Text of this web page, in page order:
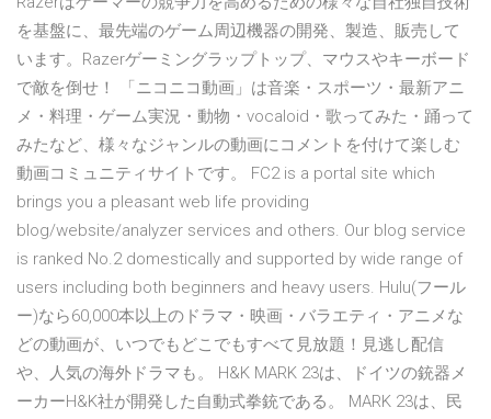
を基盤に、最先端のゲーム周辺機器の開発、製造、販売して
います。Razerゲーミングラップトップ、マウスやキーボード
で敵を倒せ！ 「ニコニコ動画」は音楽・スポーツ・最新アニ
メ・料理・ゲーム実況・動物・vocaloid・歌ってみた・踊って
みたなど、様々なジャンルの動画にコメントを付けて楽しむ
動画コミュニティサイトです。 FC2 is a portal site which
brings you a pleasant web life providing
blog/website/analyzer services and others. Our blog service
is ranked No.2 domestically and supported by wide range of
users including both beginners and heavy users. Hulu(フール
ー)なら60,000本以上のドラマ・映画・バラエティ・アニメな
どの動画が、いつでもどこでもすべて見放題！見逃し配信
や、人気の海外ドラマも。 H&K MARK 23は、ドイツの銃器メ
ーカーH&K社が開発した自動式拳銃である。 MARK 23は、民